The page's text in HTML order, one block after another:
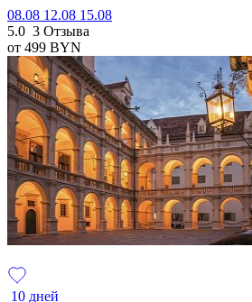
08.08 12.08 15.08
5.0 3 Отзыва
от 499 BYN
10 дней